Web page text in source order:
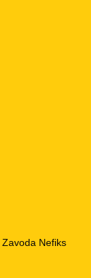
Zavoda Nefiks